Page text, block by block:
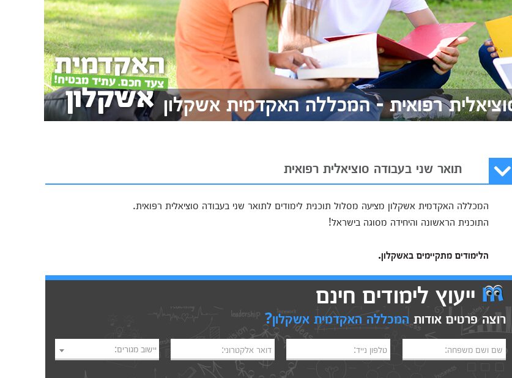
רפואית - המכללה האקדמית אשקלון
תואר שני בעבודה סוציאלית רפואית
המכללה האקדמית אשקלון מציעה מסלול תוכנית לימודים לתואר שני בעבודה סוציאלית רפואית.
התוכנית הראשונה והיחידה מסוגה בישראל!
הלימודים מתקיימים באשקלון.
ייעוץ לימודים חינם
רוצה פרטים אודות המכללה האקדמית אשקלון?
שם ושם משפחה: טלפון נייד: דואר אלקטרוני: יישוב מגורים: